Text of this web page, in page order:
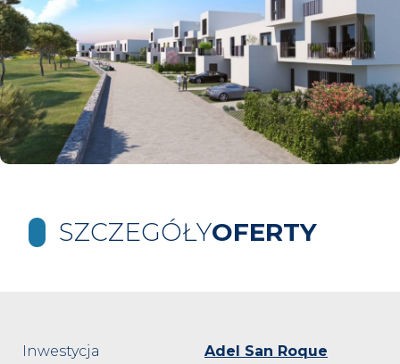
SZCZEGÓŁYOFERTY
Inwestycja
Adel San Roque